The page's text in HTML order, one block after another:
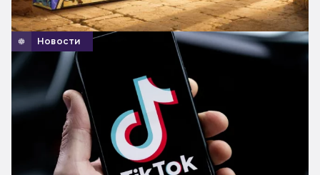
Новости